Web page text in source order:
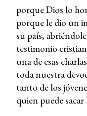
porque Dios lo
porque le dio un
su país,
testimonio
una de esas
toda nuestra
tanto de los
quien puede